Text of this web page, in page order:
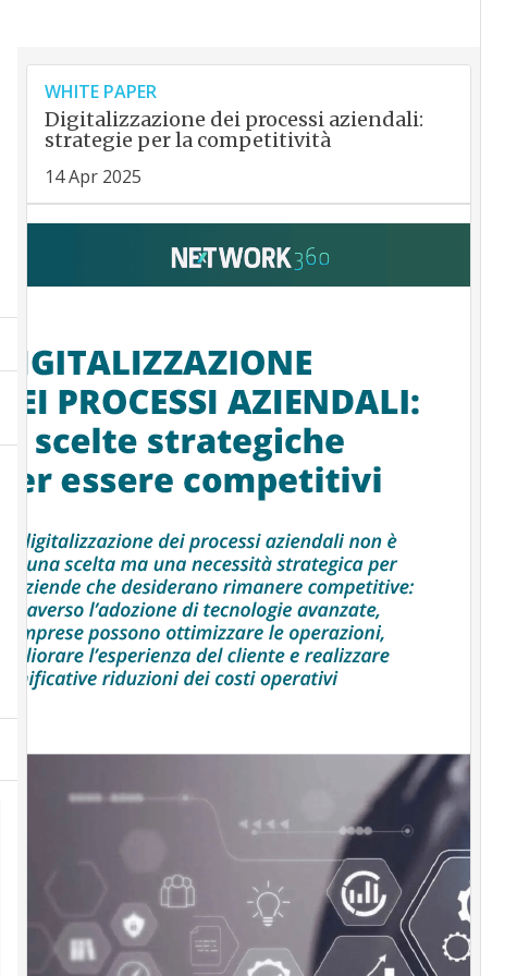
WHITE PAPER
Digitalizzazione dei processi aziendali:
strategie per la competitività
14 Apr 2025